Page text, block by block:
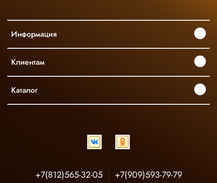
Информация
Клиентам
Каталог
+7(812)565-32-05
+7(909)593-79-79